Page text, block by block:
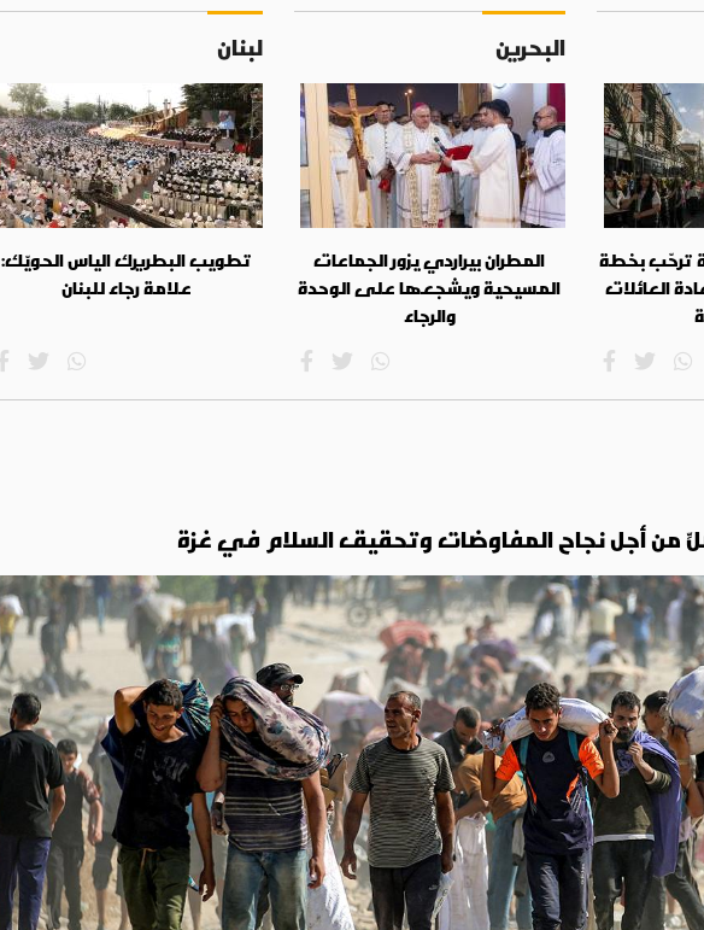
ترحّب بخطة
العائلات
البحرين
المطران بيراردي يزور الجماعات
المسيحية ويشجعها على الوحدة
والرجاء
لبنان
تطويب البطريرك الياس الحويّك:
علامة رجاء للبنان
من أجل نجاح المفاوضات وتحقيق السلام في غزة